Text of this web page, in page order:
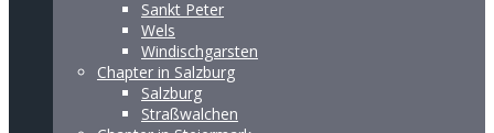
Sankt Peter
Wels
Windischgarsten
Chapter in Salzburg
Salzburg
Straßwalchen